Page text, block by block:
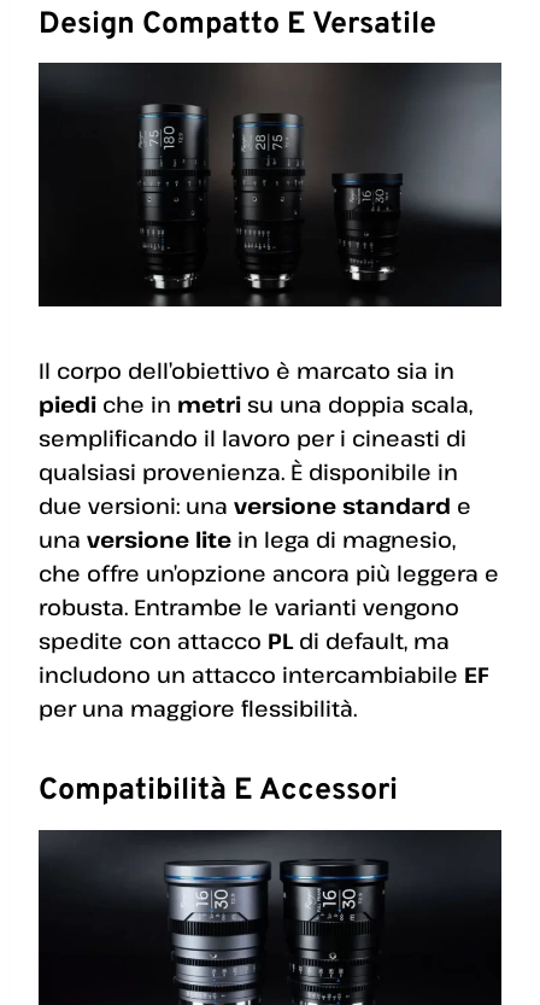
Design Compatto E Versatile
Il corpo dell’obiettivo è marcato sia in
piedi che in metri su una doppia scala,
semplificando il lavoro per i cineasti di
qualsiasi provenienza. È disponibile in
due versioni: una versione standard e
una versione lite in lega di magnesio,
che offre un’opzione ancora più leggera e
robusta. Entrambe le varianti vengono
spedite con attacco PLdi default, ma
includono un attacco intercambiabile EF
per una maggiore flessibilità.
Compatibilità E Accessori